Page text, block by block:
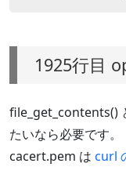
1925行目
file_get_contents()
たいなら必要です。
cacert.pem は curl